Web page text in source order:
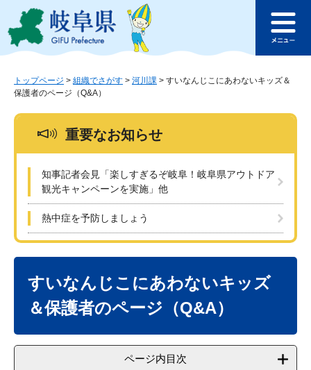
ジ
ュ
このページの本文へ
ュ
トップページ > 組織でさがす > 河川課 > すいなんじこにあわないキッズ＆
保護者のページ（Q&A）
重要なお知らせ
知事記者会見「楽しすぎるぞ岐阜！岐阜県アウトドア
観光キャンペーンを実施」他
熱中症を予防しましょう
すいなんじこにあわないキッズ
＆保護者のページ（Q&A）
ページ内目次